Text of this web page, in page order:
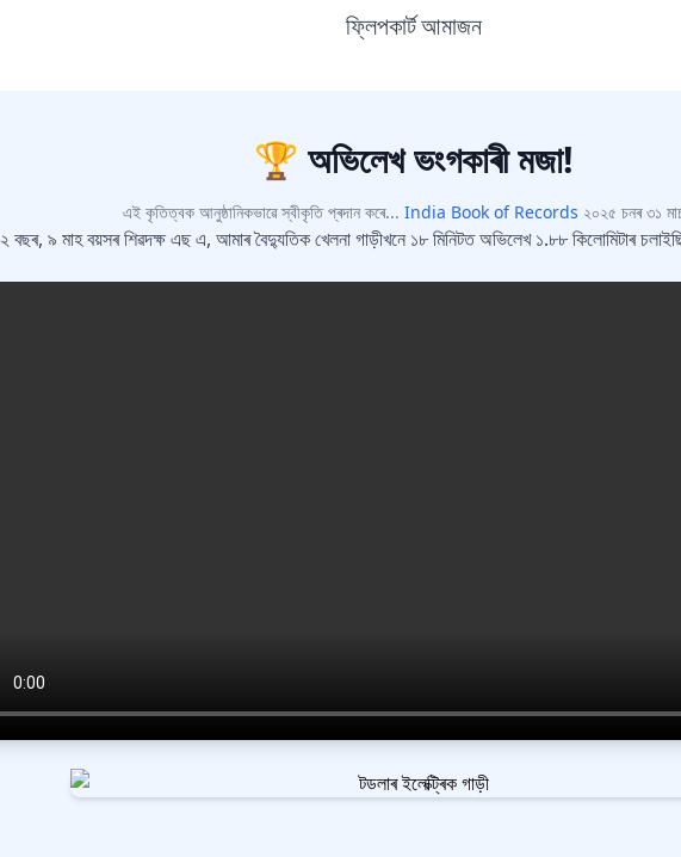
ফ্লিপকাৰ্টআমাজন
🏆 অভিলেখ ভংগকাৰী মজা!
এই কৃতিত্বক আনুষ্ঠানিকভাৱে স্বীকৃতি প্ৰদান কৰে... India Book of Records ২০২৫ চনৰ ৩১
২ বছৰ, ৯ মাহ বয়সৰ শিৱদক্ষ এছ এ, আমাৰ বৈদ্যুতিক খেলনা গাড়ীখনে ১৮ মিনিটত অভিলেখ ১.৮৮ কিলোমিটাৰ